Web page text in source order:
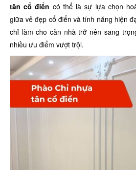
tân cổ điển có thể là sự lựa chọn
giữa vẻ đẹp cổ điển và tính năng hiện
chỉ làm cho căn nhà trở nên sang
nhiều ưu điểm vượt trội.